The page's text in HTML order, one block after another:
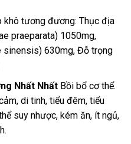
khô tương đương: Thục địa
praeparata) 1050mg,
sinensis) 630mg, Đỗ trọng
Nhất Nhất Bồi bổ cơ thể.
di tinh, tiểu đêm, tiểu
suy nhược, kém ăn, ít ngủ,